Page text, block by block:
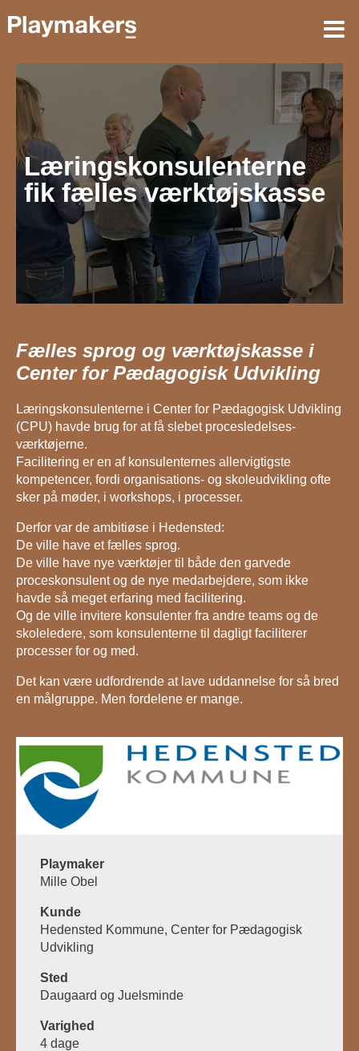
Læringskonsulenterne
fik fælles værktøjskasse
Fælles sprog og værktøjskasse i
Center for Pædagogisk Udvikling
Læringskonsulenterne i Center for Pædagogisk Udvikling
(CPU) havde brug for at få slebet procesledelses-
værktøjerne.
Facilitering er en af konsulenternes allervigtigste
kompetencer, fordi organisations- og skoleudvikling ofte
sker på møder, i workshops, i processer.
Derfor var de ambitiøse i Hedensted:
De ville have et fælles sprog.
De ville have nye værktøjer til både den garvede
proceskonsulent og de nye medarbejdere, som ikke
havde så meget erfaring med facilitering.
Og de ville invitere konsulenter fra andre teams og de
skoleledere, som konsulenterne til dagligt faciliterer
processer for og med.
Det kan være udfordrende at lave uddannelse for så bred
en målgruppe. Men fordelene er mange.
Playmaker
Mille Obel
Kunde
Hedensted Kommune, Center for Pædagogisk
Udvikling
Sted
Daugaard og Juelsminde
Varighed
4 dage